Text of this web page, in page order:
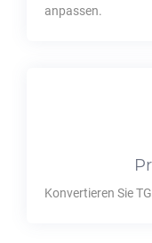
anpassen.
Konvertieren Sie